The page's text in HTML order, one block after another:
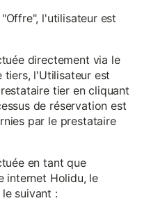
l'utilisateur est
directement via le
l'Utilisateur est
tier en cliquant
de réservation est
par le prestataire
en tant que
internet Holidu, le
suivant :